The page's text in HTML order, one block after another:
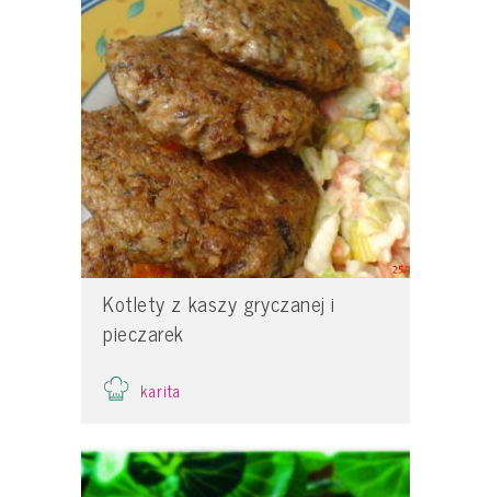
Kotlety z kaszy gryczanej i
pieczarek
karita